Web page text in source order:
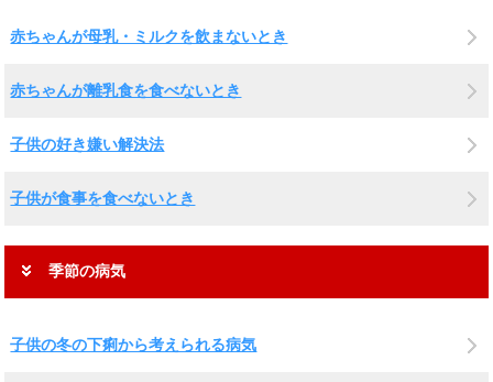
赤ちゃんが母乳・ミルクを飲まないとき
赤ちゃんが離乳食を食べないとき
子供の好き嫌い解決法
子供が食事を食べないとき
季節の病気
子供の冬の下痢から考えられる病気